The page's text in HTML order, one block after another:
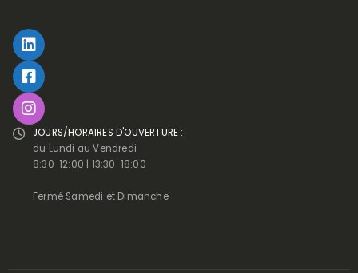
JOURS/HORAIRES D'OUVERTURE :
du Lundi au Vendredi
8:30-12:00 | 13:30-18:00
Fermé Samedi et Dimanche